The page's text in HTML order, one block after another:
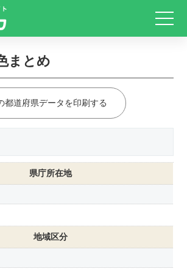
まとめ
都道府県データを印刷する
県庁所在地
地域区分